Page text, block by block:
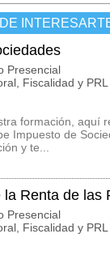
Presencial
Fiscalidad y PRL
formación, aquí
Impuesto de
y te...
Renta de las
Presencial
Fiscalidad y PRL